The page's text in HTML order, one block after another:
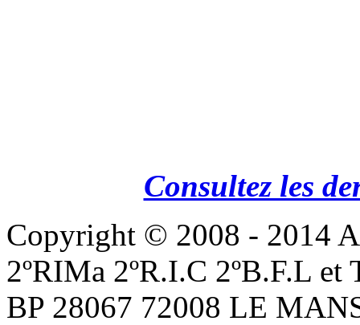
Consultez les
Copyright © 2008 - 2014
2ºRIMa 2ºR.I.C 2ºB.F.L
BP 28067 72008 LE